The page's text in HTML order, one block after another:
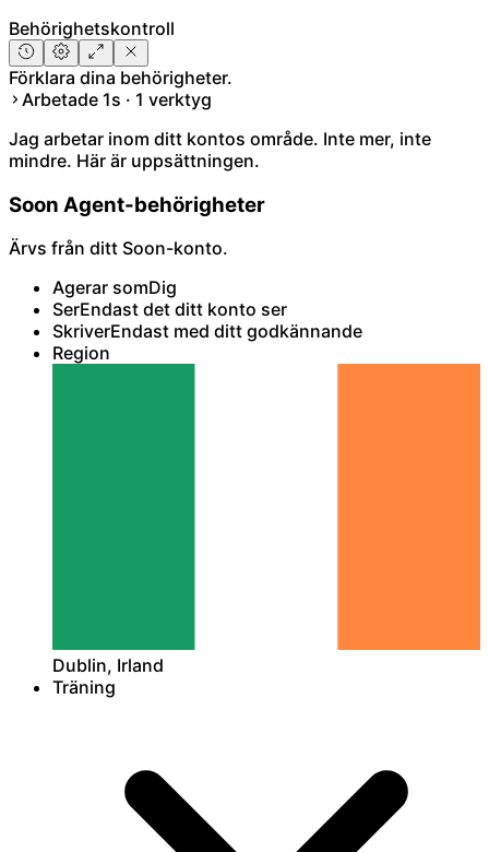
Behörighetskontroll
Förklara dina behörigheter.
Arbetade 1s · 1 verktyg
Jag arbetar inom ditt kontos område. Inte mer, inte
mindre. Här är uppsättningen.
Soon Agent-behörigheter
Ärvs från ditt Soon-konto.
Agerar somDig
SerEndast det ditt konto ser
SkriverEndast med ditt godkännande
Region
Dublin, Irland
Träning